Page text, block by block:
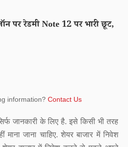
पर रेडमी Note 12 पर भारी छूट,
information? Contact Us
जानकारी के लिए है. इसे किसी भी तरह
जाना चाहिए. शेयर बाजार में निवेश